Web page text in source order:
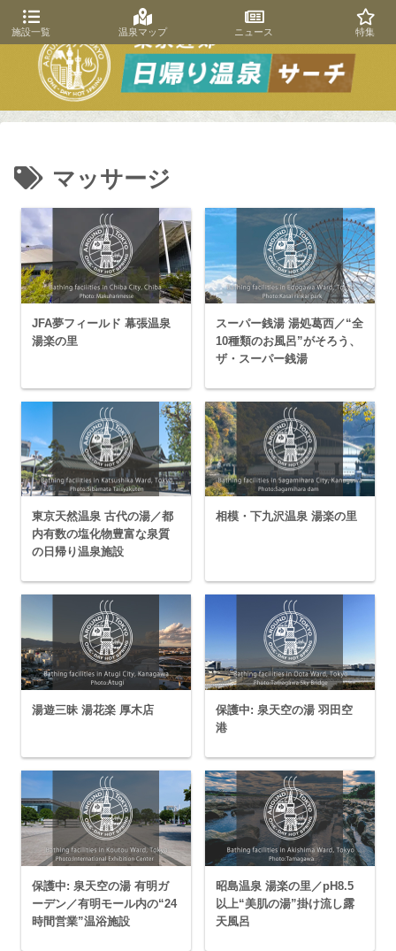
マッサージ
JFA夢フィールド 幕張温泉
湯楽の里
スーパー銭湯 湯処葛西／“全
10種類のお風呂”がそろう、
ザ・スーパー銭湯
東京天然温泉 古代の湯／都
内有数の塩化物豊富な泉質
の日帰り温泉施設
相模・下九沢温泉 湯楽の里
湯遊三昧 湯花楽 厚木店
保護中: 泉天空の湯 羽田空
港
保護中: 泉天空の湯 有明ガ
ーデン／有明モール内の“24
時間営業”温浴施設
昭島温泉 湯楽の里／pH8.5
以上“美肌の湯”掛け流し露
天風呂
施設一覧 温泉マップ ニュース 特集